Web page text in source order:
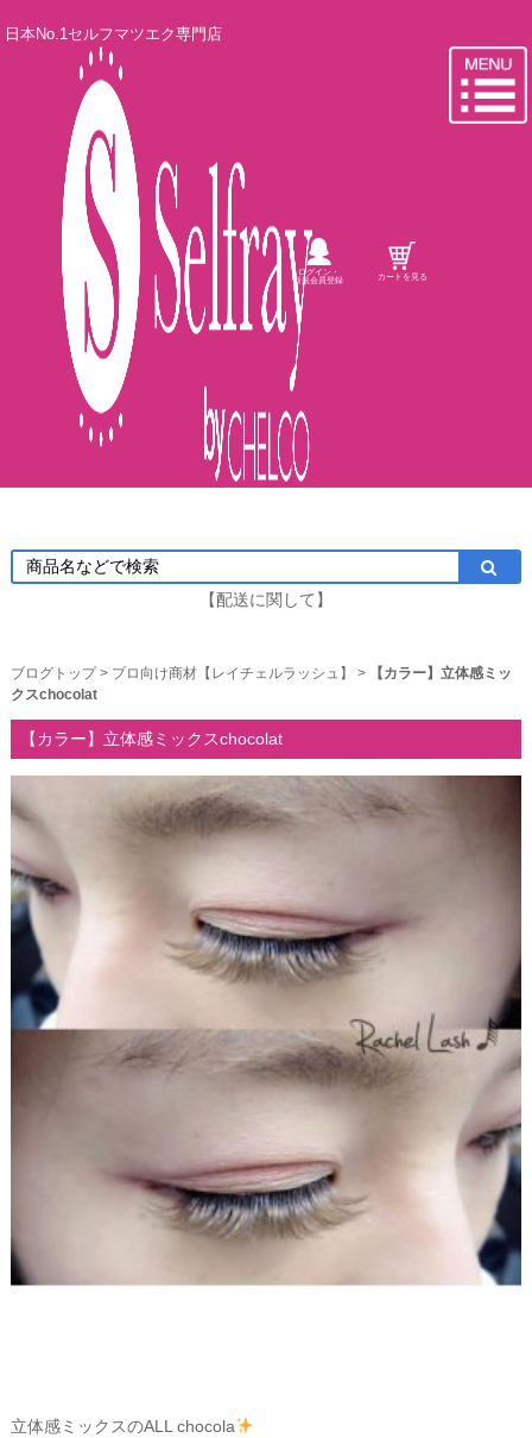
日本No.1セルフマツエク専門店
ログイン・
新規会員登録 カートを見る
【配送に関して】
ブログトップ> プロ向け商材【レイチェルラッシュ】 >
【カラー】立体感ミッ
クスchocolat
【カラー】立体感ミックスchocolat
立体感ミックスのALL chocola